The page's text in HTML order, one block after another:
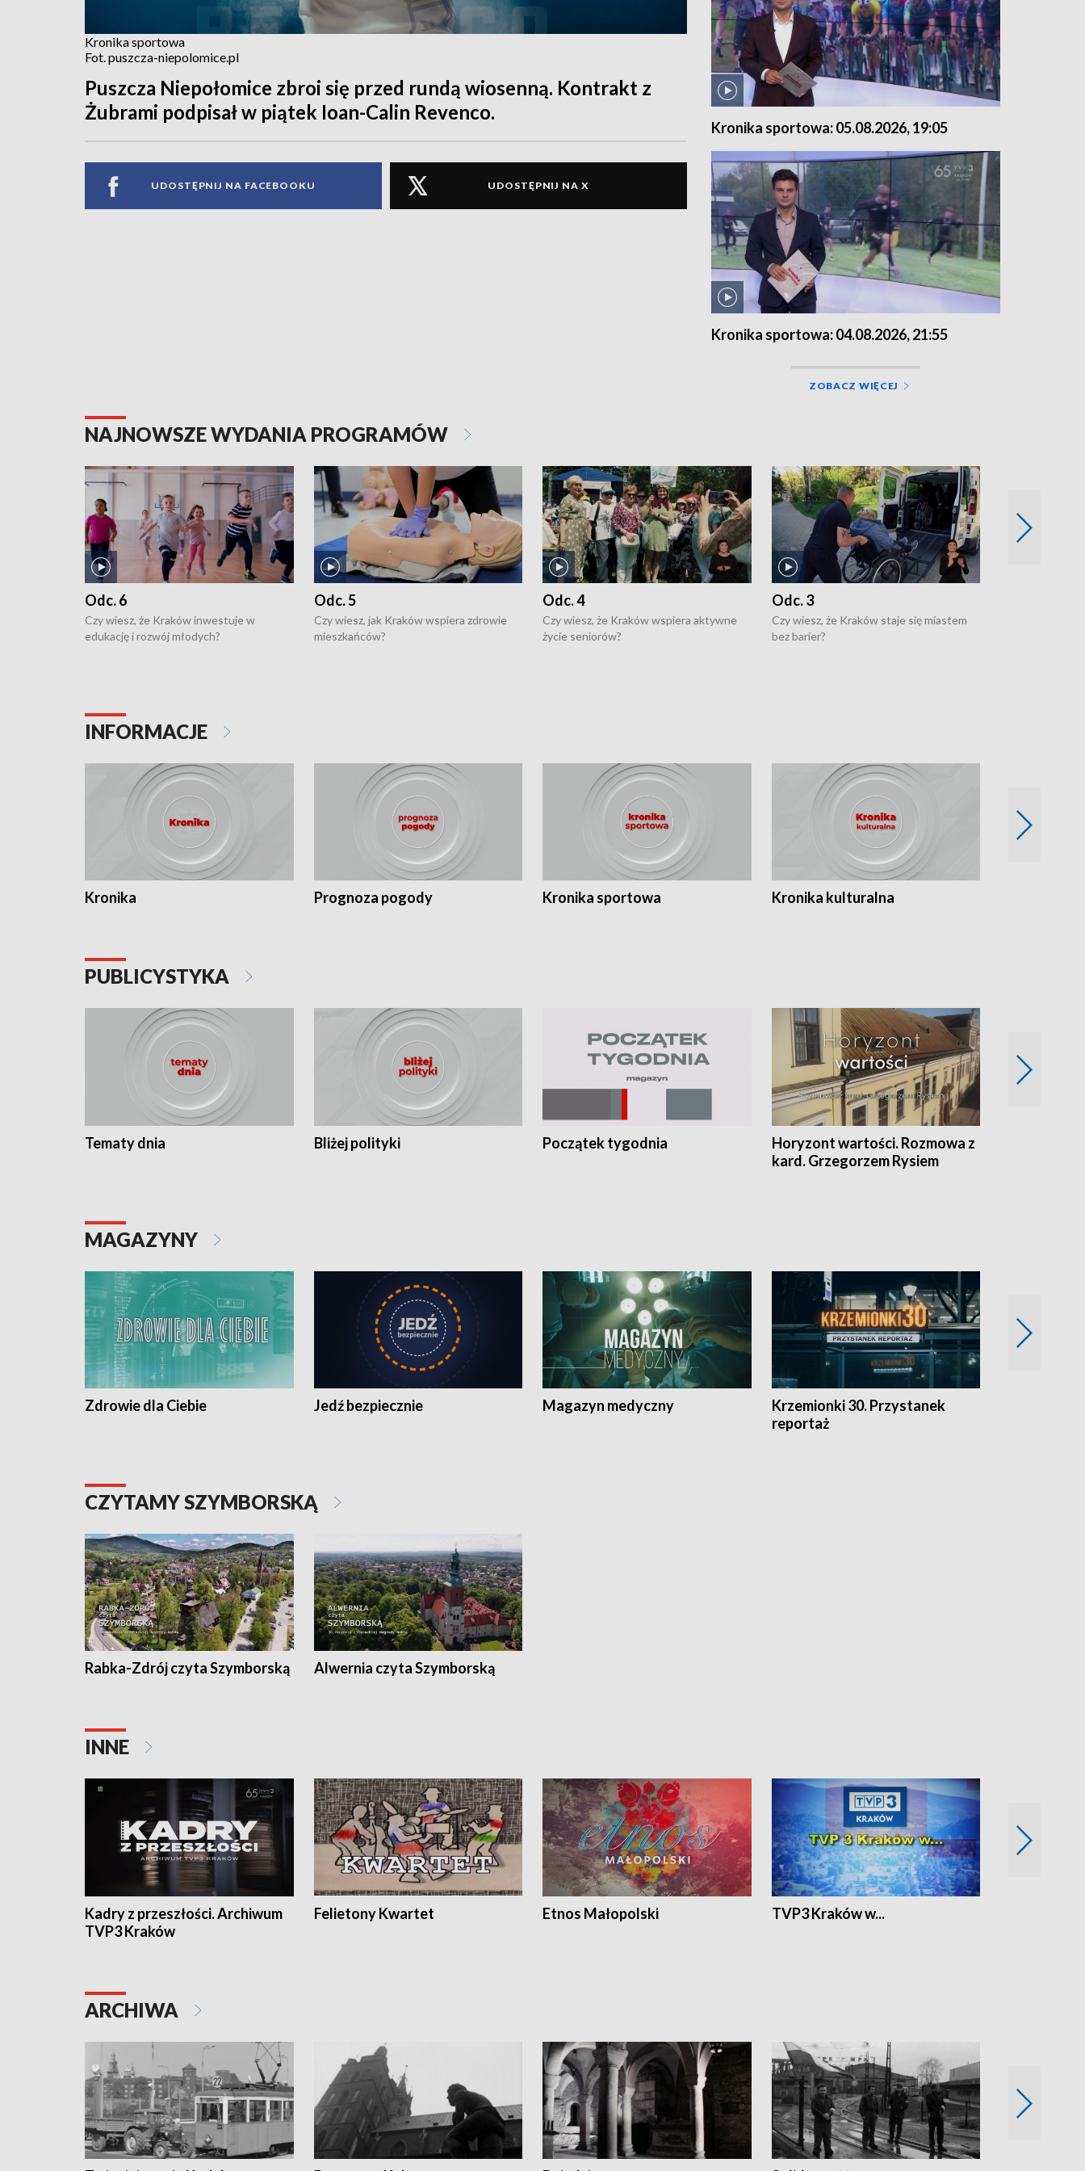
Kronika sportowa
Fot. puszcza-niepolomice.pl
Puszcza Niepołomice zbroi się przed rundą wiosenną. Kontrakt z
Żubrami podpisał w piątek Ioan-Calin Revenco.
UDOSTĘPNIJ NA FACEBOOKU UDOSTĘPNIJ NA X
Kronika sportowa: 05.08.2026, 19:05
Kronika sportowa: 04.08.2026, 21:55
ZOBACZ WIĘCEJ
NAJNOWSZE WYDANIA PROGRAMÓW
Odc. 6
Czy wiesz, że Kraków inwestuje w
edukację i rozwój młodych?
Odc. 5
Czy wiesz, jak Kraków wspiera zdrowie
mieszkańców?
Odc. 4
Czy wiesz, że Kraków wspiera aktywne
życie seniorów?
Odc. 3
Czy wiesz, że Kraków staje się miastem
bez barier?
INFORMACJE
Kronika Prognoza pogody Kronika sportowa Kronika kulturalna
PUBLICYSTYKA
Tematy dnia Bliżej polityki Początek tygodnia
Horyzont wartości. Rozmowa z
kard. Grzegorzem Rysiem
MAGAZYNY
Zdrowie dla Ciebie Jedź bezpiecznie Magazyn medyczny
Krzemionki 30. Przystanek
reportaż
CZYTAMY SZYMBORSKĄ
Rabka-Zdrój czyta Szymborską Alwernia czyta Szymborską
INNE
Kadry z przeszłości. Archiwum
TVP3 Kraków
Felietony Kwartet Etnos Małopolski TVP3 Kraków w...
ARCHIWA